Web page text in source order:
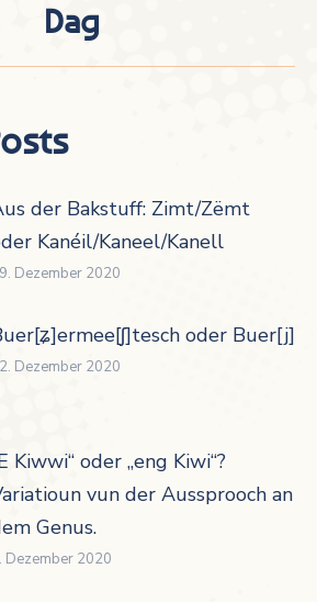
Dag
der Bakstuff: Zimt/Zëmt
Kanéil/Kaneel/Kanell
Dezember 2020
oder
Dezember 2020
Kiwwi“ oder „eng Kiwi“?
vun der Aussprooch an
Genus.
Dezember 2020